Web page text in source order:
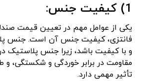
1) کیفیت جنس:
یکی از عوامل مهم در تعیین قیمت
فانتزی، کیفیت جنس آن است. جنس
و با کیفیت باشد، زیرا جنس پلاستیک
مقاومت در برابر خوردگی و شکستگی، و
تأثیر مهمی دارد.